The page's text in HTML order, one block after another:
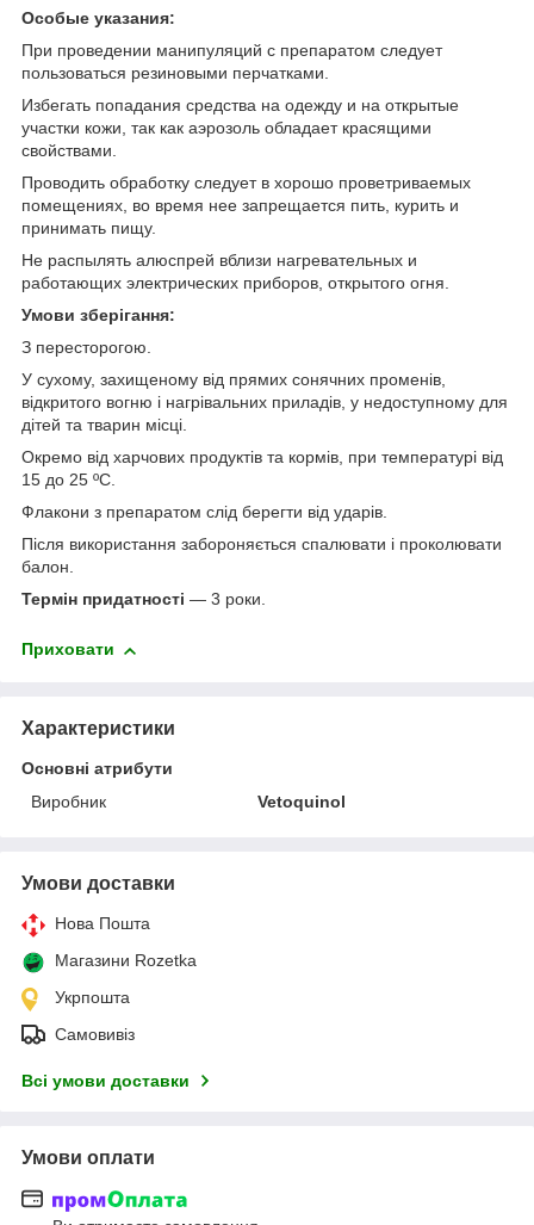
Особые указания:
При проведении манипуляций с препаратом следует
пользоваться резиновыми перчатками.
Избегать попадания средства на одежду и на открытые
участки кожи, так как аэрозоль обладает красящими
свойствами.
Проводить обработку следует в хорошо проветриваемых
помещениях, во время нее запрещается пить, курить и
принимать пищу.
Не распылять алюспрей вблизи нагревательных и
работающих электрических приборов, открытого огня.
Умови зберігання:
З пересторогою.
У сухому, захищеному від прямих сонячних променів,
відкритого вогню і нагрівальних приладів, у недоступному для
дітей та тварин місці.
Окремо від харчових продуктів та кормів, при температурі від
15 до 25 ºС.
Флакони з препаратом слід берегти від ударів.
Після використання забороняється спалювати і проколювати
балон.
Термін придатності — 3 роки.
Приховати
Характеристики
Основні атрибути
Виробник
Vetoquinol
Умови доставки
Нова Пошта
Магазини Rozetka
Укрпошта
Самовивіз
Всі умови доставки
Умови оплати